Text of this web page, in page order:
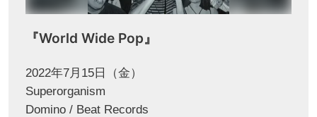
『World Wide Pop』
2022年7月15日（金）
Superorganism
Domino / Beat Records